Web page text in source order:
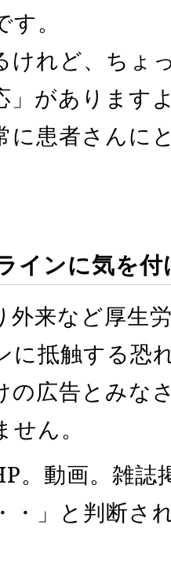
。
けれど、ちょ
」があります
に患者さんに
インに気を付
外来など厚生
に抵触する恐
の広告とみな
ん。
。動画。雑誌
・」と判断さ